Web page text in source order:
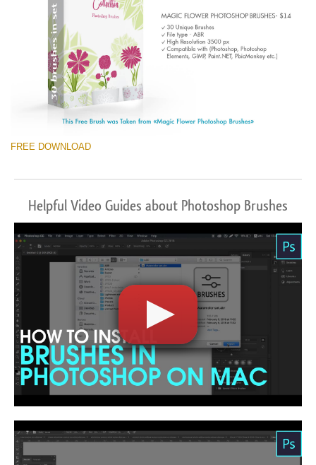
Free Ps Brush #2
Magic Flowers
(30 Ps Brushes)
Ücretsiz indirin
FREE DOWNLOAD
Helpful Video Guides about Photoshop Brushes